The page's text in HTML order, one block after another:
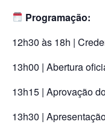
Programação:
12h30 às 18h |
13h00 | Abertura
13h15 | Aprovação
13h30 |